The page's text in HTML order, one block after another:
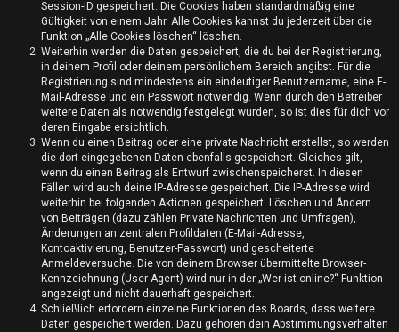
Session-ID gespeichert. Die Cookies haben standardmäßig eine
Gültigkeit von einem Jahr. Alle Cookies kannst du jederzeit über die
Funktion „Alle Cookies löschen“ löschen.
Weiterhin werden die Daten gespeichert, die du bei der Registrierung,
in deinem Profil oder deinem persönlichem Bereich angibst. Für die
Registrierung sind mindestens ein eindeutiger Benutzername, eine E-
Mail-Adresse und ein Passwort notwendig. Wenn durch den Betreiber
weitere Daten als notwendig festgelegt wurden, so ist dies für dich vor
deren Eingabe ersichtlich.
Wenn du einen Beitrag oder eine private Nachricht erstellst, so werden
die dort eingegebenen Daten ebenfalls gespeichert. Gleiches gilt,
wenn du einen Beitrag als Entwurf zwischenspeicherst. In diesen
Fällen wird auch deine IP-Adresse gespeichert. Die IP-Adresse wird
weiterhin bei folgenden Aktionen gespeichert: Löschen und Ändern
von Beiträgen (dazu zählen Private Nachrichten und Umfragen),
Änderungen an zentralen Profildaten (E-Mail-Adresse,
Kontoaktivierung, Benutzer-Passwort) und gescheiterte
Anmeldeversuche. Die von deinem Browser übermittelte Browser-
Kennzeichnung (User Agent) wird nur in der „Wer ist online?“-Funktion
angezeigt und nicht dauerhaft gespeichert.
Schließlich erfordern einzelne Funktionen des Boards, dass weitere
Daten gespeichert werden. Dazu gehören dein Abstimmungsverhalten